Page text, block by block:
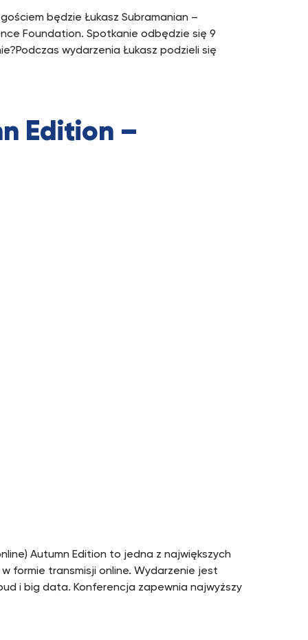
będzie Łukasz Subramanian –
Foundation. Spotkanie odbędzie się 9
wydarzenia Łukasz podzieli się
Edition –
Autumn Edition to jedna z największych
formie transmisji online. Wydarzenie jest
i big data. Konferencja zapewnia najwyższy